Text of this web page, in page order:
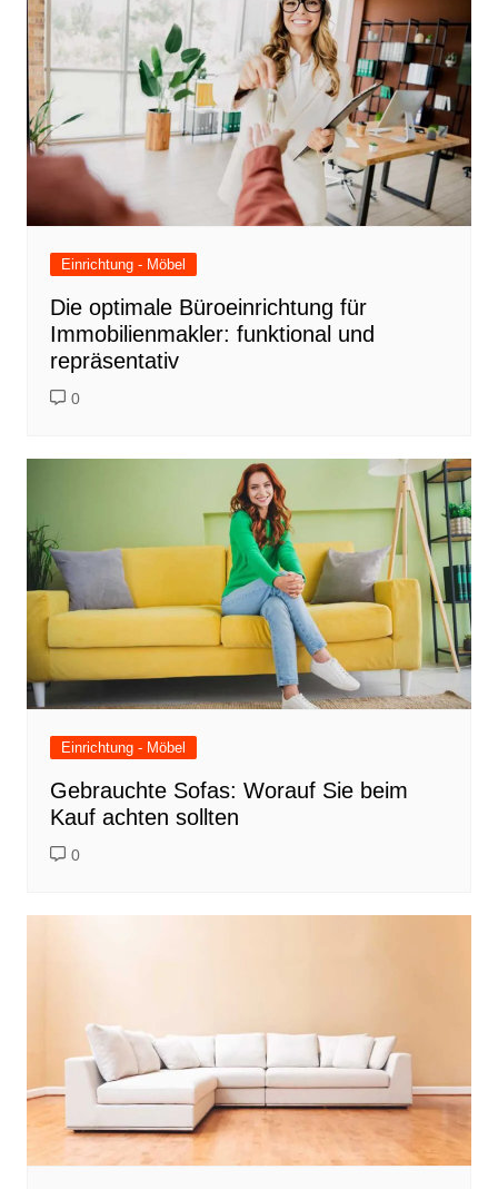
Einrichtung - Möbel
Die optimale Büroeinrichtung für
Immobilienmakler: funktional und
repräsentativ
0
Einrichtung - Möbel
Gebrauchte Sofas: Worauf Sie beim
Kauf achten sollten
0